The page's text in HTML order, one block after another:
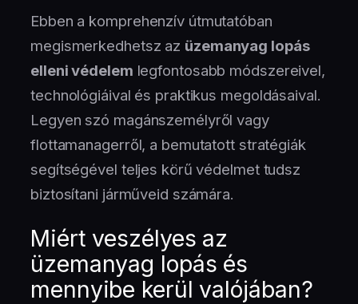
Ebben a komprehenzív útmutatóban
megismerkedhetsz az üzemanyag lopás
elleni védelem legfontosabb módszereivel,
technológiáival és praktikus megoldásaival.
Legyen szó magánszemélyről vagy
flottamanagerről, a bemutatott stratégiák
segítségével teljes körű védelmet tudsz
biztosítani járműveid számára.
Miért veszélyes az
üzemanyag lopás és
mennyibe kerül valójában?